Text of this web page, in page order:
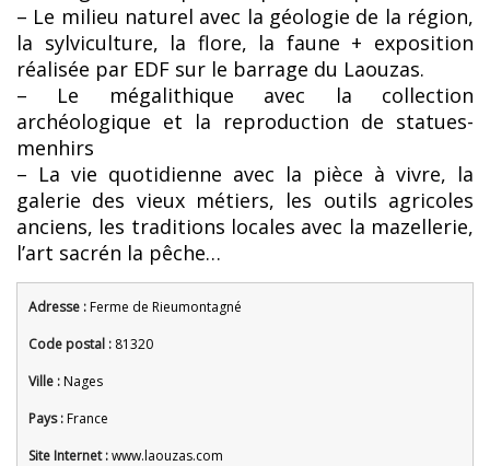
– Le milieu naturel avec la géologie de la région,
la sylviculture, la flore, la faune + exposition
réalisée par EDF sur le barrage du Laouzas.
– Le mégalithique avec la collection
archéologique et la reproduction de statues-
menhirs
– La vie quotidienne avec la pièce à vivre, la
galerie des vieux métiers, les outils agricoles
anciens, les traditions locales avec la mazellerie,
l’art sacrén la pêche…
Adresse :Ferme de Rieumontagné
Code postal : 81320
Ville :Nages
Pays :France
Site Internet :www.laouzas.com